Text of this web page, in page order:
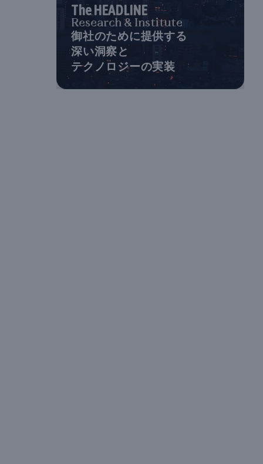
The HEADLINE
Research & Institute
御社のために提供する
深い洞察と
テクノロジーの実装